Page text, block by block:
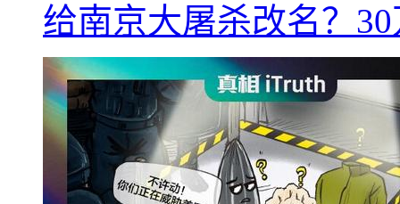
给南京大屠杀改名？